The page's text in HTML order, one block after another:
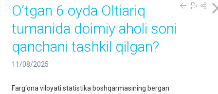
O‘tgan 6 oyda Oltiariq
tumanida doimiy aholi soni
qanchani tashkil qilgan?
11/08/2025
Farg‘ona viloyati statistika boshqarmasining bergan